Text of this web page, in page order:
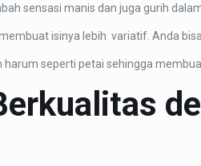
sensasi manis dan juga gurih
isinya lebih variatif. Anda
seperti petai sehingga